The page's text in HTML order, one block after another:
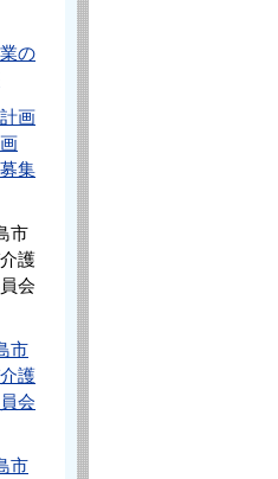
の
画
集
市
護
会
市
護
会
市